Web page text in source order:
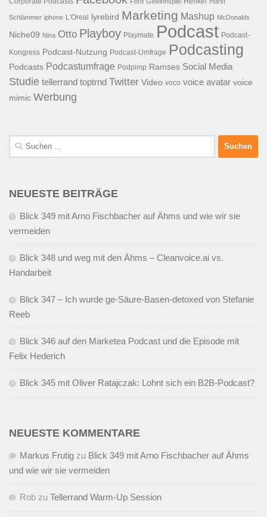
Schlämmer iphone L'Oreal lyrebird Marketing Mashup McDonalds
Niche09 Nina Otto Playboy Playmate Podcast Podcast-
Kongress Podcast-Nutzung Podcast-Umfrage Podcasting
Podcasts Podcastumfrage Podpimp Ramses Social Media
Studie tellerrand toptrnd Twitter Video voco voice avatar voice
mimic Werbung
Suchen
nach:
NEUESTE BEITRÄGE
Blick 349 mit Arno Fischbacher auf Ähms und wie wir sie
vermeiden
Blick 348 und weg mit den Ähms – Cleanvoice.ai vs.
Handarbeit
Blick 347 – Ich wurde ge-Säure-Basen-detoxed von Stefanie
Reeb
Blick 346 auf den Marketea Podcast und die Episode mit
Felix Hederich
Blick 345 mit Oliver Ratajczak: Lohnt sich ein B2B-Podcast?
NEUESTE KOMMENTARE
Markus Frutig zu Blick 349 mit Arno Fischbacher auf Ähms
und wie wir sie vermeiden
Rob zu Tellerrand Warm-Up Session